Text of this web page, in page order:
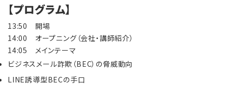
【プログラム】
13:50 開場
14:00 オープニング（会社・講師紹介）
14:05 メインテーマ
ビジネスメール詐欺（BEC）の脅威動向
LINE誘導型BECの手口